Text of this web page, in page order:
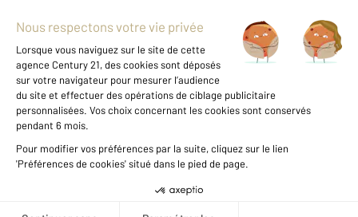
À propos
International
Nous contacter
Données personnelles